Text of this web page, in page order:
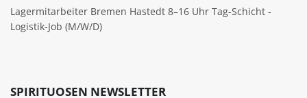
Lagermitarbeiter Bremen Hastedt 8–16 Uhr Tag-Schicht -
Logistik-Job (M/W/D)
SPIRITUOSEN NEWSLETTER